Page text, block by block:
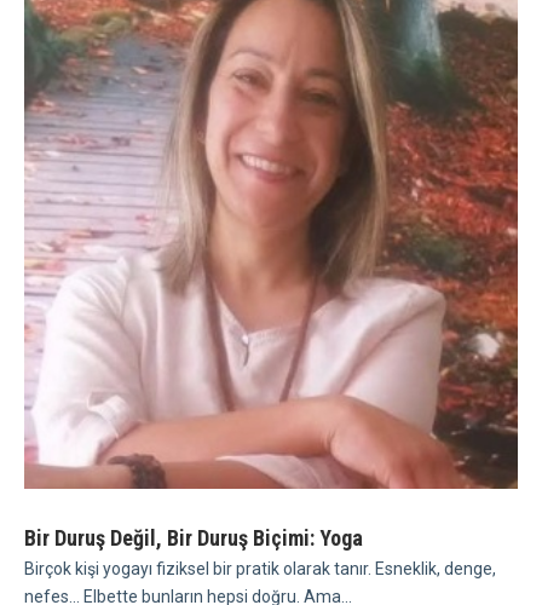
Bir Duruş Değil, Bir Duruş Biçimi: Yoga
Birçok kişi yogayı fiziksel bir pratik olarak tanır. Esneklik, denge,
nefes... Elbette bunların hepsi doğru. Ama...